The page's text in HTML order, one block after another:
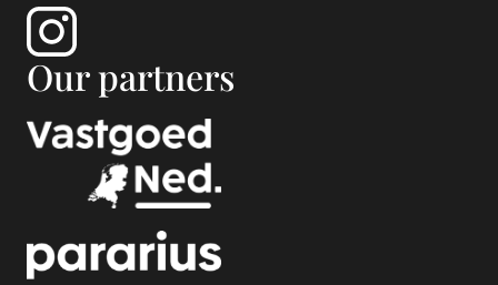
Our partners